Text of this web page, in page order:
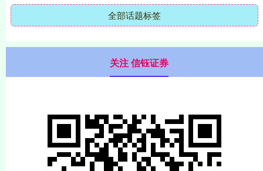
全部话题标签
关注 信钰证券